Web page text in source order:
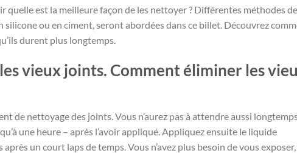
quelle est la meilleure façon de les nettoyer ? Différentes méthodes de
silicone ou en ciment, seront abordées dans ce billet. Découvrez
durent plus longtemps.
vieux joints. Comment éliminer les
de nettoyage des joints. Vous n’aurez pas à attendre aussi
une heure – après l’avoir appliqué. Appliquez ensuite le liquide
un court laps de temps. Vous n’avez plus besoin de vous exposer,